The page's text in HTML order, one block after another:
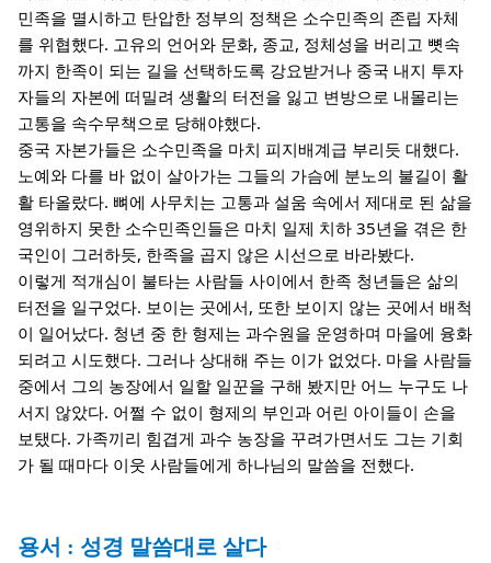
민족을 멸시하고 탄압한 정부의 정책은 소수민족의 존립 자체
를 위협했다. 고유의 언어와 문화, 종교, 정체성을 버리고 뼛속
까지 한족이 되는 길을 선택하도록 강요받거나 중국 내지 투자
자들의 자본에 떠밀려 생활의 터전을 잃고 변방으로 내몰리는
고통을 속수무책으로 당해야했다.
중국 자본가들은 소수민족을 마치 피지배계급 부리듯 대했다.
노예와 다를 바 없이 살아가는 그들의 가슴에 분노의 불길이 활
활 타올랐다. 뼈에 사무치는 고통과 설움 속에서 제대로 된 삶을
영위하지 못한 소수민족인들은 마치 일제 치하 35년을 겪은 한
국인이 그러하듯, 한족을 곱지 않은 시선으로 바라봤다.
이렇게 적개심이 불타는 사람들 사이에서 한족 청년들은 삶의
터전을 일구었다. 보이는 곳에서, 또한 보이지 않는 곳에서 배척
이 일어났다. 청년 중 한 형제는 과수원을 운영하며 마을에 융화
되려고 시도했다. 그러나 상대해 주는 이가 없었다. 마을 사람들
중에서 그의 농장에서 일할 일꾼을 구해 봤지만 어느 누구도 나
서지 않았다. 어쩔 수 없이 형제의 부인과 어린 아이들이 손을
보탰다. 가족끼리 힘겹게 과수 농장을 꾸려가면서도 그는 기회
가 될 때마다 이웃 사람들에게 하나님의 말씀을 전했다.
용서 : 성경 말씀대로 살다